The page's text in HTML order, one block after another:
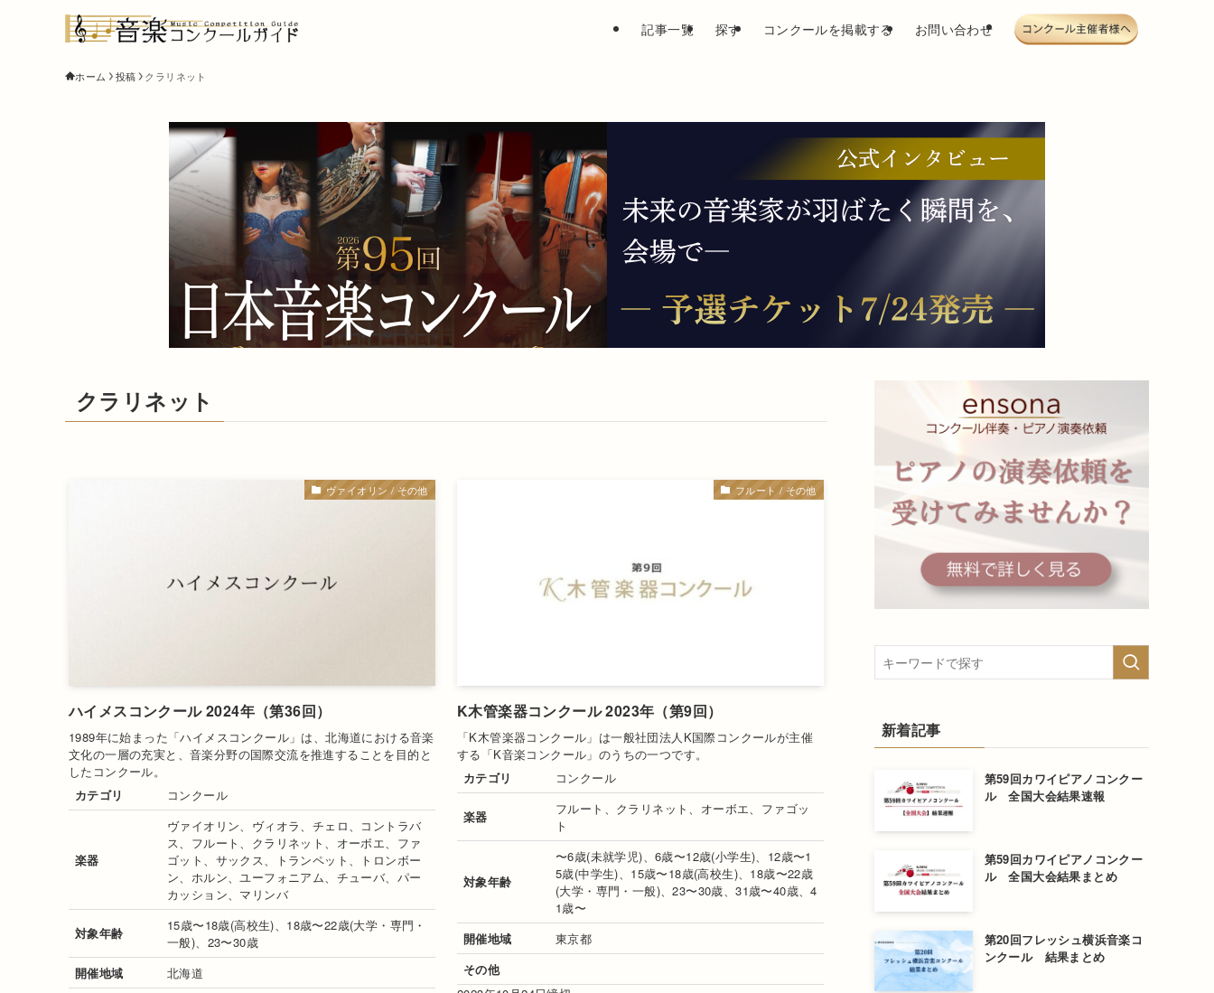
記事一覧 探す コンクールを掲載する お問い合わせ
ホーム 投稿 クラリネット
クラリネット
ヴァイオリン / その他
ハイメスコンクール 2024年（第36回）
1989年に始まった「ハイメスコンクール」は、北海道における音楽
文化の一層の充実と、音楽分野の国際交流を推進することを目的と
したコンクール。
カテゴリ
コンクール
楽器
ヴァイオリン、ヴィオラ、チェロ、コントラバ
ス、フルート、クラリネット、オーボエ、ファ
ゴット、サックス、トランペット、トロンボー
ン、ホルン、ユーフォニアム、チューバ、パー
カッション、マリンバ
対象年齢
15歳〜18歳(高校生)、18歳〜22歳(大学・専門・
一般)、23〜30歳
開催地域
北海道
フルート / その他
K木管楽器コンクール 2023年（第9回）
「K木管楽器コンクール」は一般社団法人K国際コンクールが主催
する「K音楽コンクール」のうちの一つです。
カテゴリ
コンクール
楽器
フルート、クラリネット、オーボエ、ファゴッ
ト
対象年齢
〜6歳(未就学児)、6歳〜12歳(小学生)、12歳〜1
5歳(中学生)、15歳〜18歳(高校生)、18歳〜22歳
(大学・専門・一般)、23〜30歳、31歳〜40歳、4
1歳〜
開催地域
東京都
その他
新着記事
第59回カワイピアノコンクー
ル 全国大会結果速報
第59回カワイピアノコンクー
ル 全国大会結果まとめ
第20回フレッシュ横浜音楽コ
ンクール 結果まとめ